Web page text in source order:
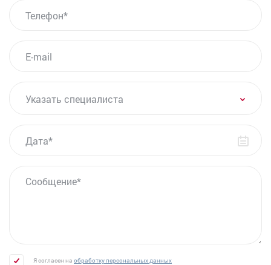
Указать специалиста
Я согласен на обработку персональных данных